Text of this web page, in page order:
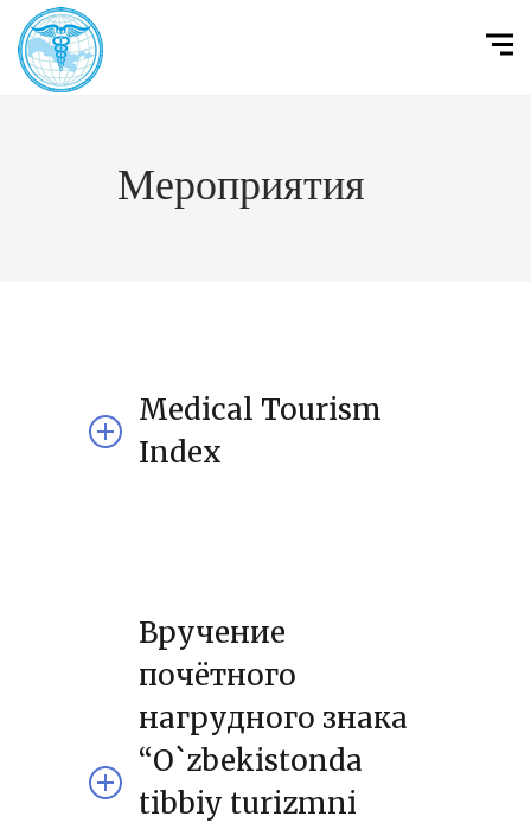
Мероприятия
Medical Tourism
Index
Вручение
почётного
нагрудного знака
“O`zbekistonda
tibbiy turizmni